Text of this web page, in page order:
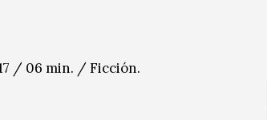
/ 06 min. / Ficción.